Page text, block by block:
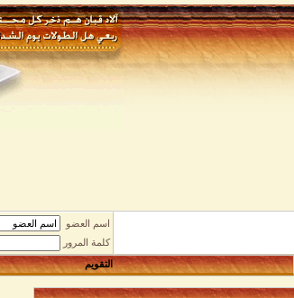
اسم العضو
كلمة المرور
التقويم